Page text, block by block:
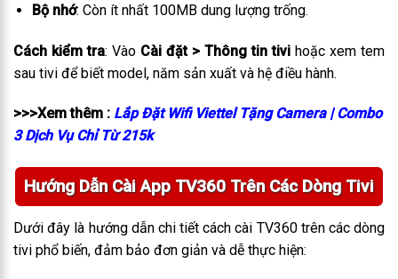
Bộ nhớ: Còn ít nhất 100MB dung lượng trống.
Cách kiểm tra: Vào Cài đặt > Thông tin tivi hoặc xem tem
sau tivi để biết model, năm sản xuất và hệ điều hành.
>>>Xem thêm : Lắp Đặt Wifi Viettel Tặng Camera | Combo
3 Dịch Vụ Chỉ Từ 215k
Hướng Dẫn Cài App TV360 Trên Các Dòng Tivi
Dưới đây là hướng dẫn chi tiết cách cài TV360 trên các dòng
tivi phổ biến, đảm bảo đơn giản và dễ thực hiện: